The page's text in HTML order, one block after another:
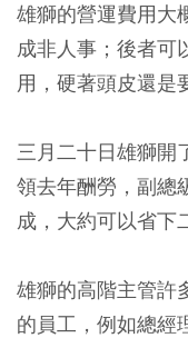
雄獅的營運費用大
成非人事；後者可
用，硬著頭皮還是
三月二十日雄獅開
領去年酬勞，副總
成，大約可以省下
雄獅的高階主管許
的員工，例如總經